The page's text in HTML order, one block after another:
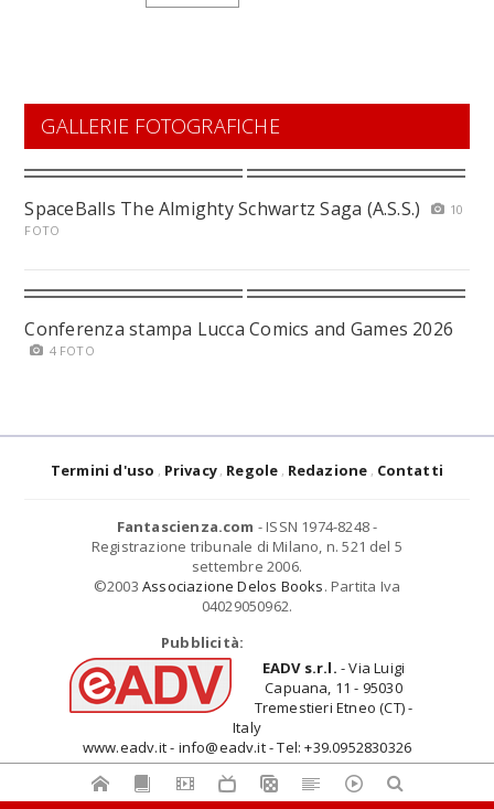
GALLERIE FOTOGRAFICHE
SpaceBalls The Almighty Schwartz Saga (A.S.S.)
10
FOTO
Conferenza stampa Lucca Comics and Games 2026
4 FOTO
Termini d'uso Privacy Regole Redazione Contatti
Fantascienza.com - ISSN 1974-8248 -
Registrazione tribunale di Milano, n. 521 del 5
settembre 2006.
©2003 Associazione Delos Books. Partita Iva
04029050962.
Pubblicità:
EADV s.r.l. - Via Luigi
Capuana, 11 - 95030
Tremestieri Etneo (CT) -
Italy
www.eadv.it - info@eadv.it - Tel: +39.0952830326